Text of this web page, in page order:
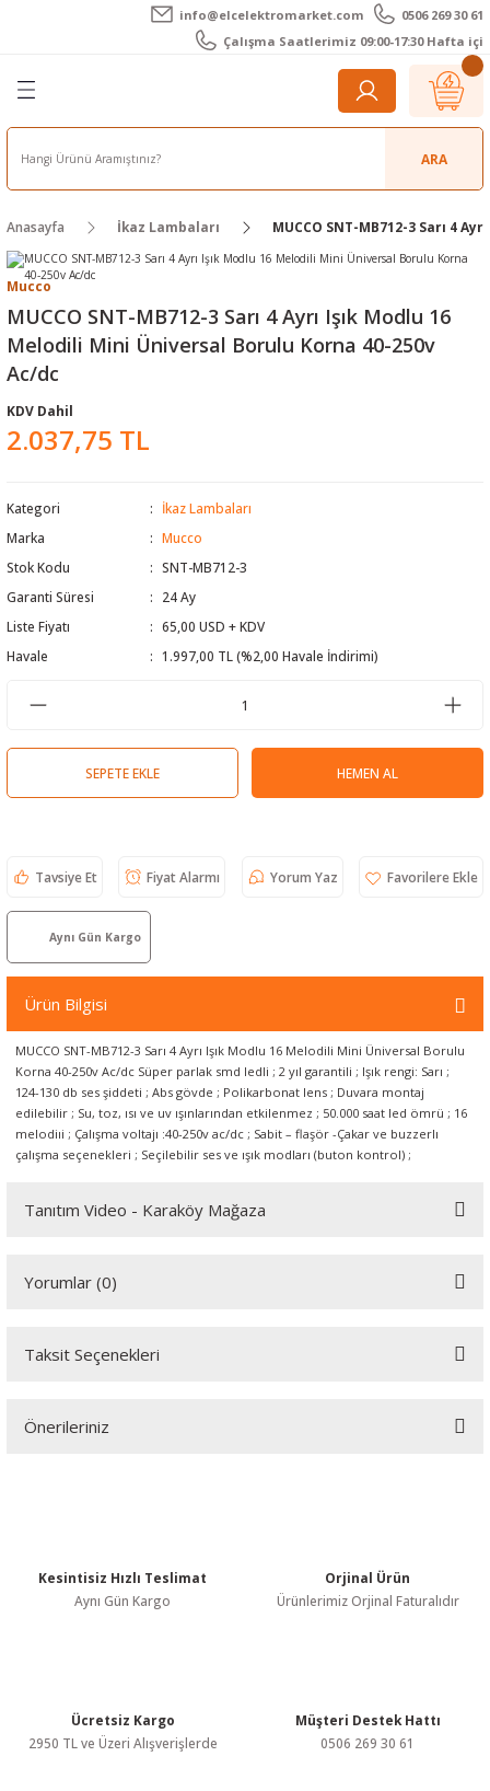
info@elcelektromarket.com
0506 269 30 61
Çalışma Saatlerimiz 09:00-17:30 Hafta içi
Geri Dön
Geri Dön
Cihazı
ve Kablo Bulucular
Cihazları
Geri Dön
Kameralar
Geri Dön
Cihazları
Cihazları
Geri Dön
Teli - Pasta
Geri Dön
ARA
Anasayfa İkaz Lambaları MUCCO SNT-MB712-3 Sarı 4
Mucco
MUCCO SNT-MB712-3 Sarı 4 Ayrı Işık Modlu 16
Melodili Mini Üniversal Borulu Korna 40-250v
Ac/dc
KDV Dahil
2.037,75 TL
Kategori
İkaz Lambaları
Marka
Mucco
Stok Kodu
SNT-MB712-3
Garanti Süresi
24 Ay
Liste Fiyatı
65,00 USD + KDV
Havale
1.997,00 TL (%2,00 Havale İndirimi)
SEPETE EKLE HEMEN AL
Tavsiye Et Fiyat Alarmı Yorum Yaz
Aynı Gün Kargo
Ürün Bilgisi
MUCCO SNT-MB712-3 Sarı 4 Ayrı Işık Modlu 16 Melodili Mini Üniversal Borulu
Korna 40-250v Ac/dc Süper parlak smd ledli ; 2 yıl garantili ; Işık rengi: Sarı ;
124-130 db ses şiddeti ; Abs gövde ; Polikarbonat lens ; Duvara montaj
edilebilir ; Su, toz, ısı ve uv ışınlarından etkilenmez ; 50.000 saat led ömrü ; 16
melodiıi ; Çalışma voltajı :40-250v ac/dc ; Sabit – flaşör -Çakar ve buzzerlı
çalışma seçenekleri ; Seçilebilir ses ve ışık modları (buton kontrol) ;
Tanıtım Video - Karaköy Mağaza
Yorumlar (0)
Bu ürüne ilk yorumu siz yapın!
Taksit Seçenekleri
Önerileriniz
Ürün resmi kalitesiz, bozuk veya görüntülenemiyor.
Bu ürüne benzer farklı alternatifler olmalı.
Kesintisiz Hızlı Teslimat
Aynı Gün Kargo
Orjinal Ürün
Ürünlerimiz Orjinal Faturalıdır
Ücretsiz Kargo
2950 TL ve Üzeri Alışverişlerde
Müşteri Destek Hattı
0506 269 30 61